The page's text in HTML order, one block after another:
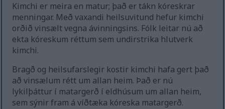
Kimchi er meira en matur; það er tákn kóreskrar
menningar. Með vaxandi heilsuvitund hefur kimchi
orðið vinsælt vegna ávinningsins. Fólk leitar nú að
ekta kóreskum réttum sem undirstrika hlutverk
kimchi.
Bragð og heilsufarslegir kostir kimchi hafa gert það
að vinsælum rétt um allan heim. Það er nú
lykilþáttur í matargerð í eldhúsum um allan heim,
sem sýnir fram á víðtæka kóreska matargerð.